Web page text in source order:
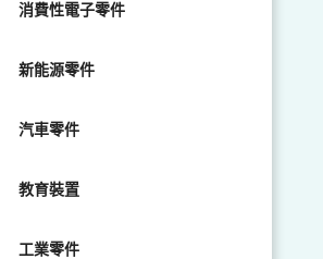
消費性電子零件
新能源零件
汽車零件
教育裝置
工業零件